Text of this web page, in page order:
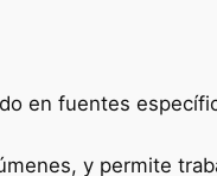
en fuentes
y permite